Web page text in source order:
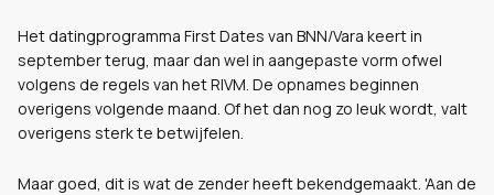
Het datingprogramma First Dates van BNN/Vara keert in
september terug, maar dan wel in aangepaste vorm ofwel
volgens de regels van het RIVM. De opnames beginnen
overigens volgende maand. Of het dan nog zo leuk wordt, valt
overigens sterk te betwijfelen.
Maar goed, dit is wat de zender heeft bekendgemaakt. 'Aan de